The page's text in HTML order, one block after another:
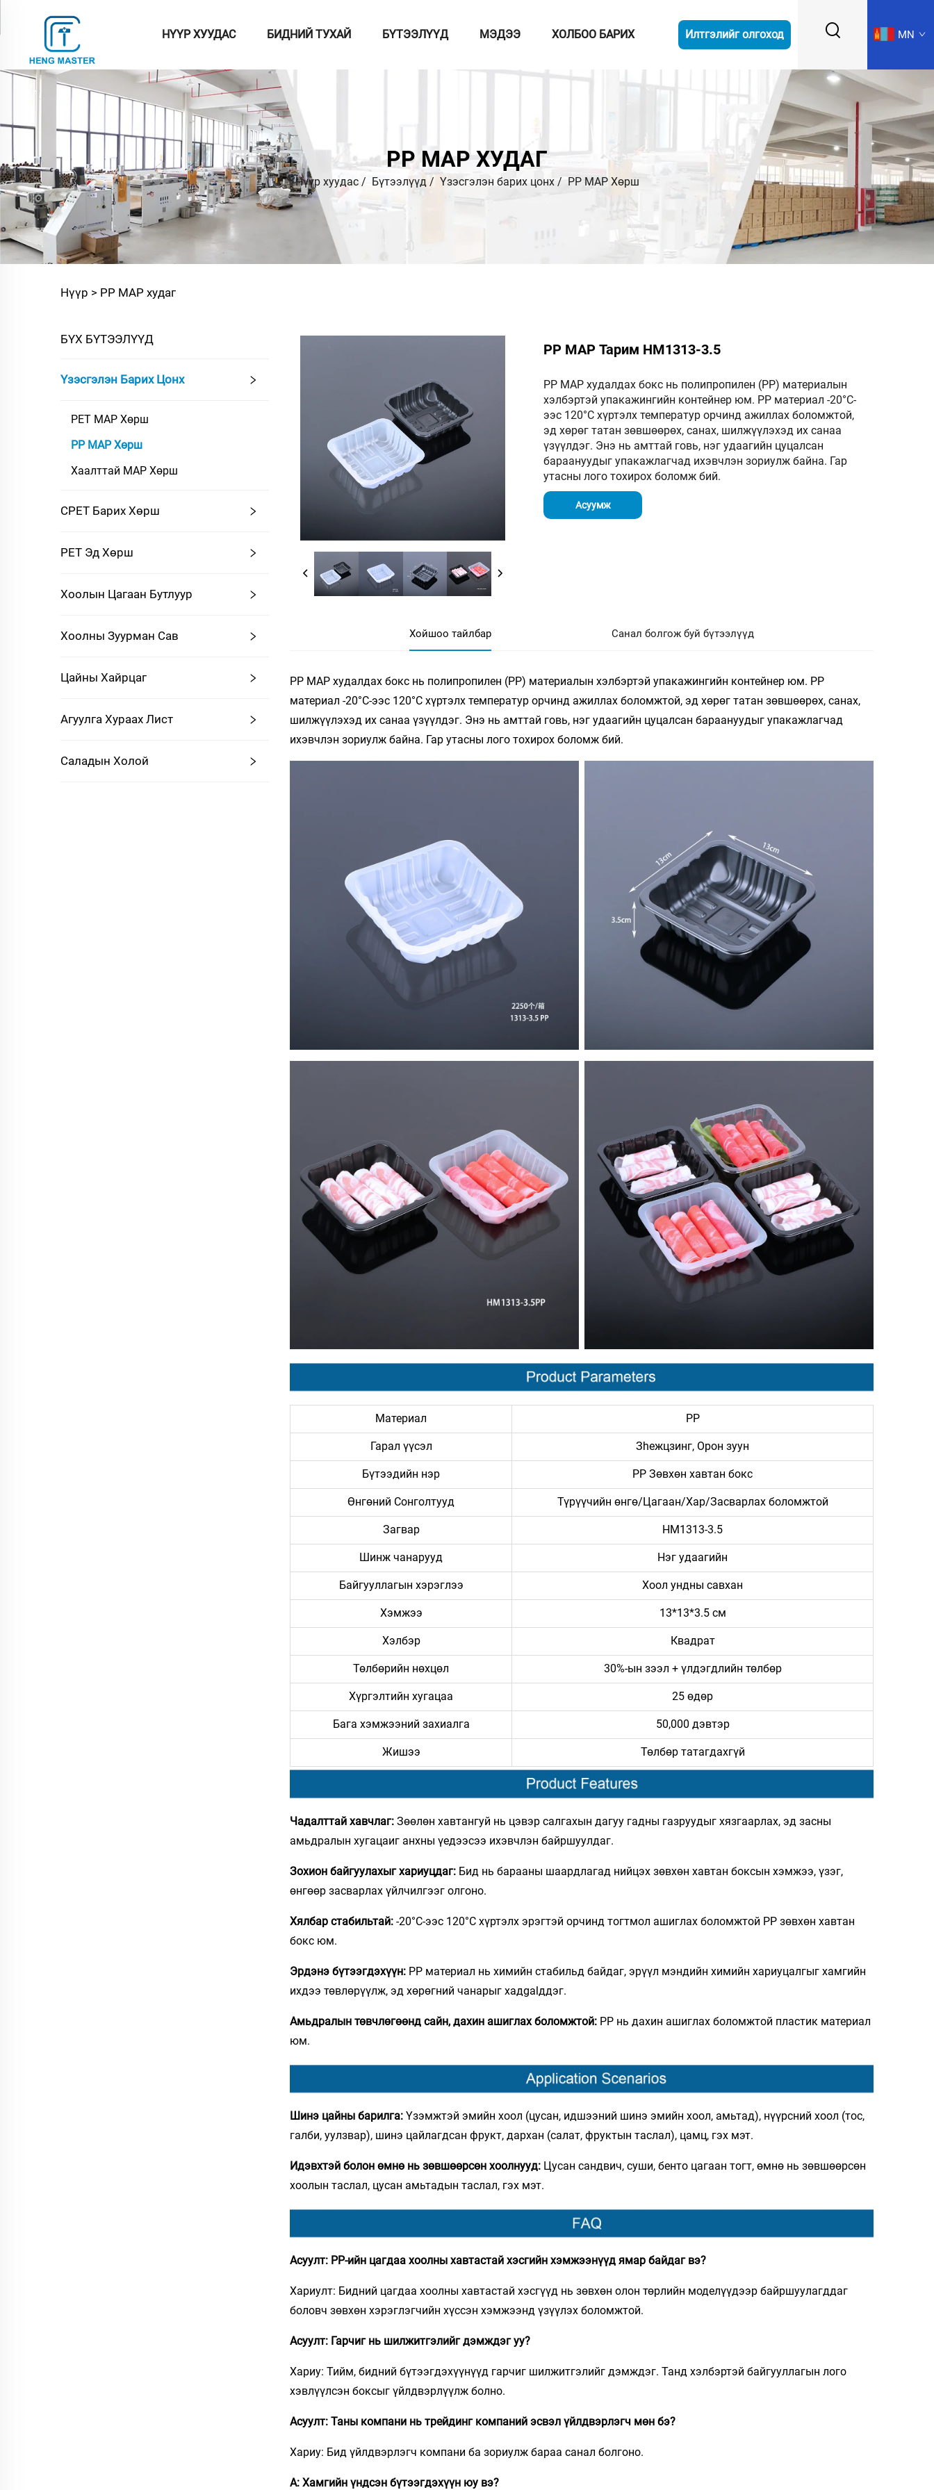
НҮҮР ХУУДАС БИДНИЙ ТУХАЙ БҮТЭЭЛҮҮД МЭДЭЭ ХОЛБОО БАРИХ Илтгэлийг олгоход MN
PP MAP ХУДАГ
Нүүр хуудас/ Бүтээлүүд/ Үзэсгэлэн барих цонх/PP MAP Хөрш
Нүүр > PP MAP худаг
БҮХ БҮТЭЭЛҮҮД
Үзэсгэлэн Барих Цонх
PET MAP Хөрш
PP MAP Хөрш
Хаалттай MAP Хөрш
CPET Барих Хөрш
PET Эд Хөрш
Хоолын Цагаан Бутлуур
Хоолны Зуурман Сав
Цайны Хайрцаг
Агуулга Хураах Лист
Саладын Холой
PP MAP Тарим HM1313-3.5​
PP MAP худалдах бокс нь полипропилен (PP) материалын
хэлбэртэй упакажингийн контейнер юм. PP материал -20°C-
ээс 120°C хүртэлх температур орчинд ажиллах боломжтой,
эд хөрөг татан зөвшөөрөх, санах, шилжүүлэхэд их санаа
үзүүлдэг. Энэ нь амттай говь, нэг удаагийн цуцалсан
бараануудыг упакажлагчад ихэвчлэн зориулж байна. Гар
утасны лого тохирох боломж бий.
Асуумж
Хойшоо тайлбар Санал болгож буй бүтээлүүд
PP MAP худалдах бокс нь полипропилен (PP) материалын хэлбэртэй упакажингийн контейнер юм. PP
материал -20°C-ээс 120°C хүртэлх температур орчинд ажиллах боломжтой, эд хөрөг татан зөвшөөрөх, санах,
шилжүүлэхэд их санаа үзүүлдэг. Энэ нь амттай говь, нэг удаагийн цуцалсан бараануудыг упакажлагчад
ихэвчлэн зориулж байна. Гар утасны лого тохирох боломж бий.​
Материал PP
Гарал үүсэл Зheжцзинг, Орон зуун
Бүтээдийн нэр PP Зөвхөн хавтан бокс
Өнгөний Сонголтууд Түрүүчийн өнгө/Цагаан/Хар/Засварлах боломжтой
Загвар HM1313-3.5
Шинж чанарууд Нэг удаагийн
Байгууллагын хэрэглээ Хоол ундны савхан
Хэмжээ 13*13*3.5 см
Хэлбэр Квадрат
Төлбөрийн нөхцөл 30%-ын зээл + үлдэгдлийн төлбөр
Хүргэлтийн хугацаа 25 өдөр
Бага хэмжээний захиалга 50,000 дэвтэр
Жишээ Төлбөр татагдахгүй
Чадалттай хавчлаг: Зөөлөн хавтангуй нь цэвэр салгахын дагуу гадны газруудыг хязгаарлах, эд засны
амьдралын хугацаиг анхны үедээсээ ихэвчлэн байршуулдаг.​
Зохион байгуулахыг хариуцдаг: Бид нь барааны шаардлагад нийцэх зөвхөн хавтан боксын хэмжээ, үзэг,
өнгөөр засварлах үйлчилгээг олгоно.
Хялбар стабильтай: -20°C-ээс 120°C хүртэлх эрэгтэй орчинд тогтмол ашиглах боломжтой PP зөвхөн хавтан
бокс юм.
Эрдэнэ бүтээгдэхүүн: PP материал нь химийн стабильд байдаг, эрүүл мэндийн химийн хариуцалгыг хамгийн
ихдээ төвлөрүүлж, эд хөрөгний чанарыг хадgalддэг.
Амьдралын төвчлөгөөнд сайн, дахин ашиглах боломжтой: PP нь дахин ашиглах боломжтой пластик материал
юм.
Шинэ цайны барилга: Үзэмжтэй эмийн хоол (цусан, идшээний шинэ эмийн хоол, амьтад), нүүрсний хоол (тос,
галби, уулзвар), шинэ цайлагдсан фрукт, дархан (салат, фруктын таслал), цамц, гэх мэт.
Идэвхтэй болон өмнө нь зөвшөөрсөн хоолнууд: Цусан сандвич, суши, бенто цагаан тогт, өмнө нь зөвшөөрсөн
хоолын таслал, цусан амьтадын таслал, гэх мэт.
Асуулт: PP-ийн цагдаа хоолны хавтастай хэсгийн хэмжээнүүд ямар байдаг вэ?
Хариулт: Бидний цагдаа хоолны хавтастай хэсгүүд нь зөвхөн олон төрлийн моделүүдээр байршуулагддаг
боловч зөвхөн хэрэглэгчийн хүссэн хэмжээнд үзүүлэх боломжтой.
Асуулт: Гарчиг нь шилжитгэлийг дэмждэг уу?
Хариу: Тийм, бидний бүтээгдэхүүнүүд гарчиг шилжитгэлийг дэмждэг. Танд хэлбэртэй байгууллагын лого
хэвлүүлсэн боксыг үйлдвэрлүүлж болно.
Асуулт: Таны компани нь трейдинг компаний эсвэл үйлдвэрлэгч мөн бэ?
Хариу: Бид үйлдвэрлэгч компани ба зориулж бараа санал болгоно.
А: Хамгийн үндсэн бүтээгдэхүүн юу вэ?​